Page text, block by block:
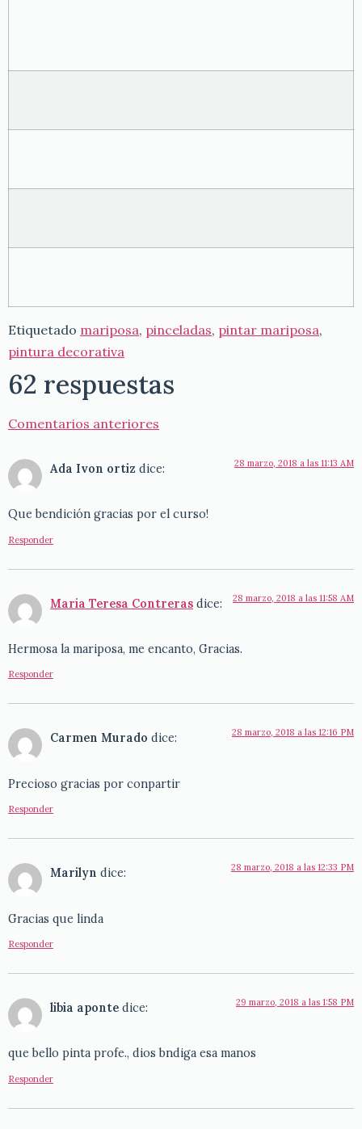
Etiquetado mariposa, pinceladas, pintar mariposa,
pintura decorativa
62 respuestas
Comentarios anteriores
Ada Ivon ortiz dice: 28 marzo, 2018 a las 11:13 AM
Que bendición gracias por el curso!
Responder
Maria Teresa Contreras dice: 28 marzo, 2018 a las 11:58 AM
Hermosa la mariposa, me encanto, Gracias.
Responder
Carmen Murado dice: 28 marzo, 2018 a las 12:16 PM
Precioso gracias por conpartir
Responder
Marilyn dice: 28 marzo, 2018 a las 12:33 PM
Gracias que linda
Responder
libia aponte dice: 29 marzo, 2018 a las 1:58 PM
que bello pinta profe., dios bndiga esa manos
Responder